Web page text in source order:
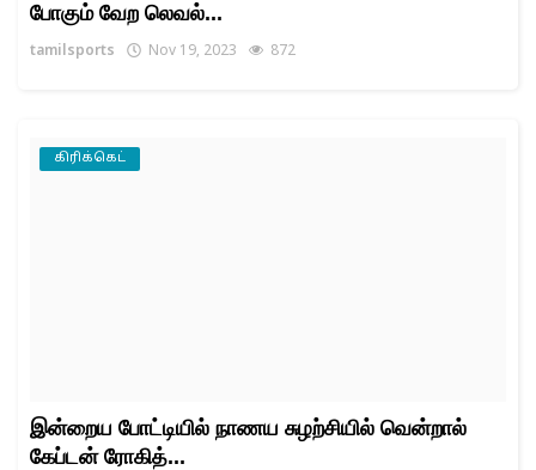
போகும் வேற லெவல்...
tamilsports Nov 19, 2023 872
கிரிக்கெட்
இன்றைய போட்டியில் நாணய சுழற்சியில் வென்றால்
கேப்டன் ரோகித்...